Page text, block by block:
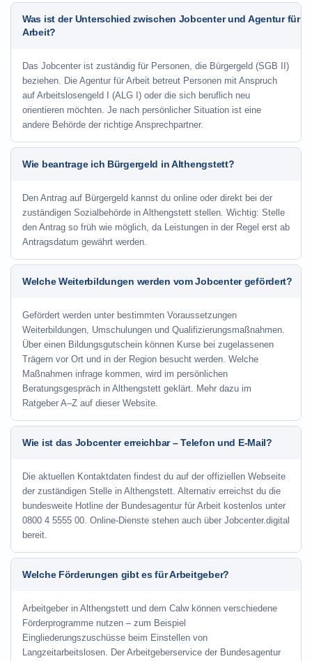
Was ist der Unterschied zwischen Jobcenter und Agentur für
Arbeit?
Das Jobcenter ist zuständig für Personen, die Bürgergeld (SGB II)
beziehen. Die Agentur für Arbeit betreut Personen mit Anspruch
auf Arbeitslosengeld I (ALG I) oder die sich beruflich neu
orientieren möchten. Je nach persönlicher Situation ist eine
andere Behörde der richtige Ansprechpartner.
Wie beantrage ich Bürgergeld in Althengstett?
Den Antrag auf Bürgergeld kannst du online oder direkt bei der
zuständigen Sozialbehörde in Althengstett stellen. Wichtig: Stelle
den Antrag so früh wie möglich, da Leistungen in der Regel erst ab
Antragsdatum gewährt werden.
Welche Weiterbildungen werden vom Jobcenter gefördert?
Gefördert werden unter bestimmten Voraussetzungen
Weiterbildungen, Umschulungen und Qualifizierungsmaßnahmen.
Über einen Bildungsgutschein können Kurse bei zugelassenen
Trägern vor Ort und in der Region besucht werden. Welche
Maßnahmen infrage kommen, wird im persönlichen
Beratungsgespräch in Althengstett geklärt. Mehr dazu im
Ratgeber A–Z auf dieser Website.
Wie ist das Jobcenter erreichbar – Telefon und E-Mail?
Die aktuellen Kontaktdaten findest du auf der offiziellen Webseite
der zuständigen Stelle in Althengstett. Alternativ erreichst du die
bundesweite Hotline der Bundesagentur für Arbeit kostenlos unter
0800 4 5555 00. Online-Dienste stehen auch über Jobcenter.digital
bereit.
Welche Förderungen gibt es für Arbeitgeber?
Arbeitgeber in Althengstett und dem Calw können verschiedene
Förderprogramme nutzen – zum Beispiel
Eingliederungszuschüsse beim Einstellen von
Langzeitarbeitslosen. Der Arbeitgeberservice der Bundesagentur